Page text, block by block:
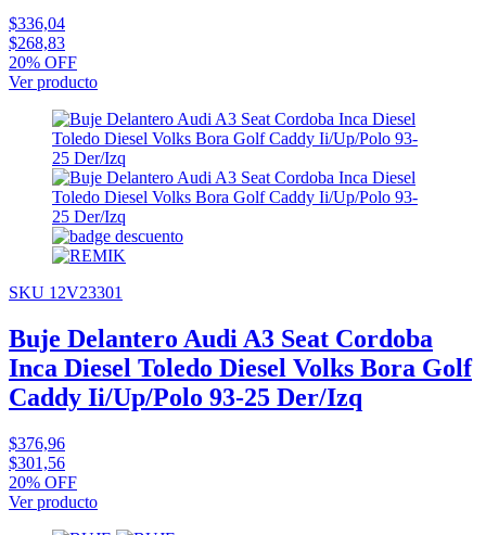
$336,04
$268,83
20% OFF
Ver producto
SKU 12V23301
Buje Delantero Audi A3 Seat Cordoba
Inca Diesel Toledo Diesel Volks Bora Golf
Caddy Ii/Up/Polo 93-25 Der/Izq
$376,96
$301,56
20% OFF
Ver producto